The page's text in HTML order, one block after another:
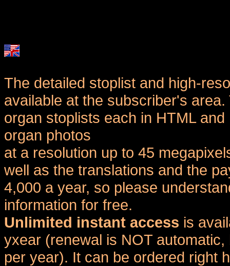
The detailed stoplist and high-
available at the subscriber's
organ stoplists each in HTML
organ photos
at a resolution up to 45
well as the translations and the
4,000 a year, so please
information for free.
Unlimited instant access is
yxear (renewal is NOT
per year). It can be ordered right